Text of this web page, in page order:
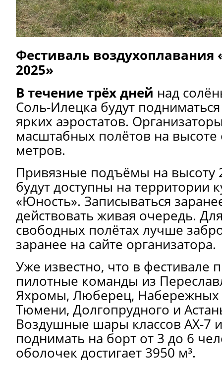
Фестиваль воздухоплавания
2025»
В течение трёх дней над
Соль-Илецка будут
ярких аэростатов.
масштабных полётов на высоте
метров.
Привязные подъёмы на высоту
будут доступны на территории
«Юность». Записываться
действовать живая очередь.
свободных полётах лучше
заранее на сайте организатора.
Уже известно, что в фестивале
пилотные команды из
Яхромы, Люберец, Набережных
Тюмени, Долгопрудного и
Воздушные шары классов AX-7
поднимать на борт от 3 до 6
оболочек достигает 3950 м³.